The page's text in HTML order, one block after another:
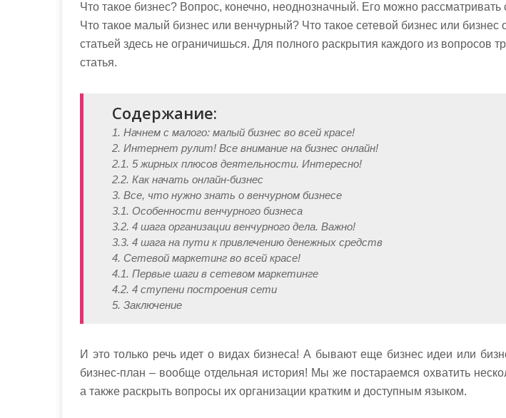
Что такое бизнес? Вопрос, конечно, неоднозначный. Его можно рассматривать
Что такое малый бизнес или венчурный? Что такое сетевой бизнес или бизнес
статьей здесь не ограничишься. Для полного раскрытия каждого из вопросов
статья.
Содержание:
1. Начнем с малого: малый бизнес во всей красе!
2. Интернет рулит! Все внимание на бизнес онлайн!
2.1. 5 жирных плюсов деятельности. Интересно!
2.2. Как начать онлайн-бизнес
3. Все, что нужно знать о венчурном бизнесе
3.1. Особенности венчурного бизнеса
3.2. 4 шага организации венчурного дела. Важно!
3.3. 4 шага на пути к привлечению денежных средств
4. Сетевой маркетинг во всей красе!
4.1. Первые шаги в сетевом маркетинге
4.2. 4 ступени построения сети
5. Заключение
И это только речь идет о видах бизнеса! А бывают еще бизнес идеи или
бизнес-план – вообще отдельная история! Мы же постараемся охватить
а также раскрыть вопросы их организации кратким и доступным языком.